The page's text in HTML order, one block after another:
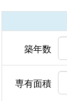
築年数
専有面積